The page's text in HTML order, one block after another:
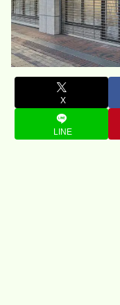
X
LINE